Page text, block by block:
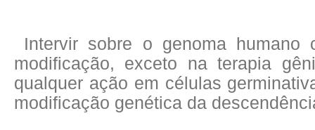
Intervir sobre o genoma
modificação, exceto na terapia
qualquer ação em células
modificação genética da